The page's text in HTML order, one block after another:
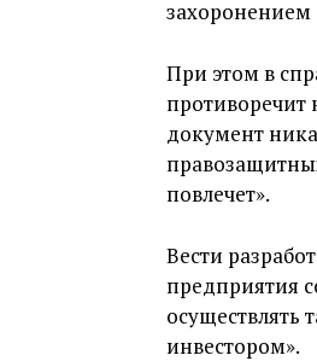
захоронением
При этом в
противоречит
документ
повлечет».
Вести
предприятия
осуществлять
инвестором».